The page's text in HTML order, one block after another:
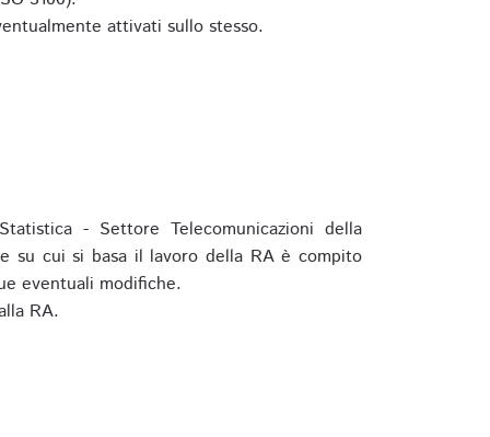
attivati sullo stesso.
- Settore Telecomunicazioni della
su cui si basa il lavoro della RA è compito
eventuali modifiche.
RA.